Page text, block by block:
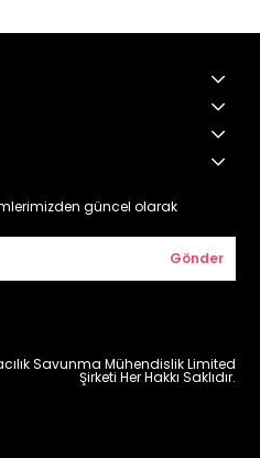
güncel olarak
Gönder
Savunma Mühendislik Limited
Şirketi Her Hakkı Saklıdır.